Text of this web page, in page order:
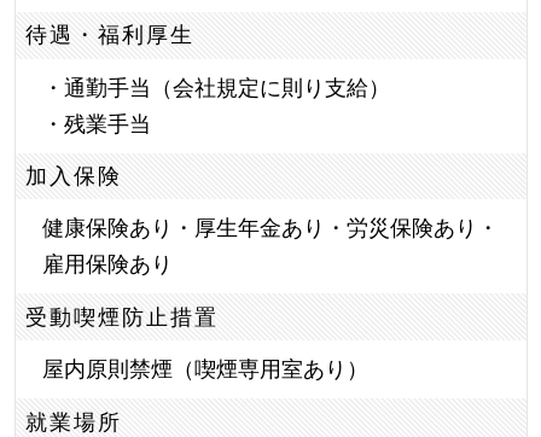
待遇・福利厚生
・通勤手当（会社規定に則り支給）
・残業手当
加入保険
健康保険あり・厚生年金あり・労災保険あり・
雇用保険あり
受動喫煙防止措置
屋内原則禁煙（喫煙専用室あり）
就業場所